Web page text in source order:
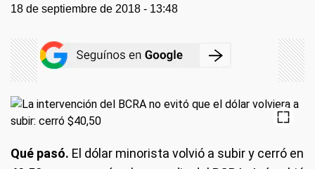
18 de septiembre de 2018 - 13:48
Qué pasó. El dólar minorista volvió a subir y cerró en